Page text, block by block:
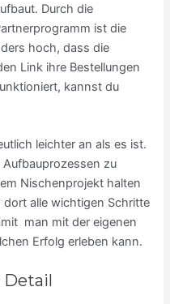
Durch die
ist die
hoch, dass die
Link ihre Bestellungen
kannst du
leichter an als es ist.
Aufbauprozessen zu
Nischenprojekt halten
alle wichtigen Schritte
man mit der eigenen
Erfolg erleben kann.
Detail